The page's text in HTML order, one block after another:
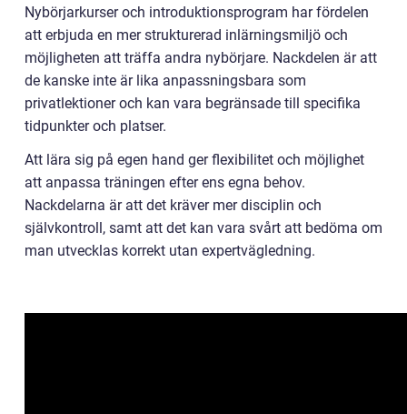
Nybörjarkurser och introduktionsprogram har fördelen
att erbjuda en mer strukturerad inlärningsmiljö och
möjligheten att träffa andra nybörjare. Nackdelen är att
de kanske inte är lika anpassningsbara som
privatlektioner och kan vara begränsade till specifika
tidpunkter och platser.
Att lära sig på egen hand ger flexibilitet och möjlighet
att anpassa träningen efter ens egna behov.
Nackdelarna är att det kräver mer disciplin och
självkontroll, samt att det kan vara svårt att bedöma om
man utvecklas korrekt utan expertvägledning.